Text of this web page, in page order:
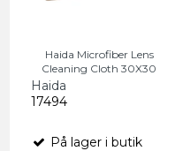
Haida Microfiber Lens
Cleaning Cloth 30X30
Haida
17494
På lager i butik